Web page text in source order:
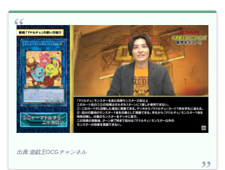
出典:遊戯王OCGチャンネル